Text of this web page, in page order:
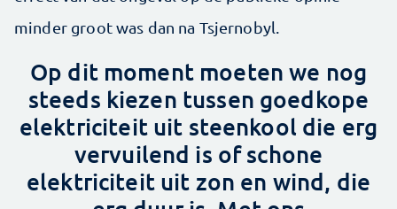
minder groot was dan na Tsjernobyl.
Op dit moment moeten we nog
steeds kiezen tussen goedkope
elektriciteit uit steenkool die erg
vervuilend is of schone
elektriciteit uit zon en wind, die